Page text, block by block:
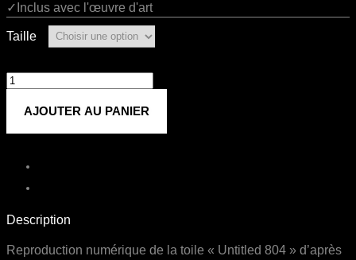
✓Inclus avec l'œuvre d'art
Taille
quantité
Untitled
804
AJOUTER AU PANIER
Description
Reproduction numérique de la toile « Untitled 804 » d’après